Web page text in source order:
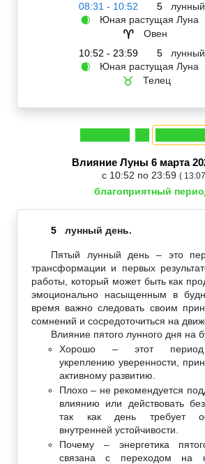
08:31 - 10:52
5
🌒 Юная растущая Луна
♈
Овен
10:52 - 23:59
5
🌒 Юная растущая Луна
♉ Телец
Влияние Луны 6 марта
с 10:52 по 23:59 (
благоприятный
5 лунный день.
Пятый лунный день – это
трансформации и первых
работы, который может быть как
эмоционально насыщенным в
время важно следовать своим
сомнений и сосредоточиться на
Влияние пятого лунного дня на
Хорошо – этот период
укреплению уверенности,
активному развитию.
Плохо – не рекомендуется
влиянию или действовать
так как день требует
внутренней устойчивости.
Почему – энергетика
связана с переходом на